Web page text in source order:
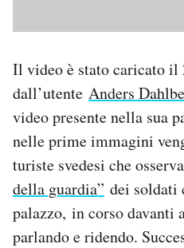
Il video è stato caricato il
dall’utente Anders
video presente nella sua
nelle prime immagini
turiste svedesi che
della guardia” dei soldati
palazzo, in corso davanti
parlando e ridendo.